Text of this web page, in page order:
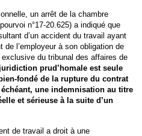
un arrêt de la chambre
n°17-20.625) a indiqué que
d’un accident du travail ayant
de l’employeur à son obligation de
du tribunal des affaires de
prud’homale est seule
fondé de la rupture du contrat
une indemnisation au titre
et sérieuse à la suite d’un
de travail a droit à une